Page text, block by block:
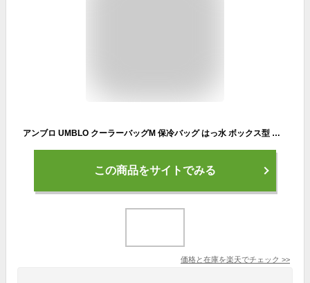
アンブロ UMBLO クーラーバッグM 保冷バッグ はっ水 ボックス型 スポーツ サッカー フットサル 部活 試合 お弁当 レジャー/UUAVJA03
この商品をサイトでみる
価格と在庫を楽天でチェック >>